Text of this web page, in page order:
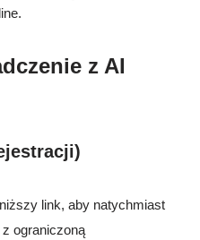
z AI
link, aby natychmiast
ograniczoną